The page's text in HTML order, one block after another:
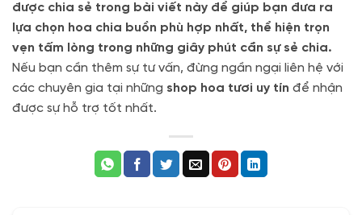
được chia sẻ trong bài viết này để giúp bạn đưa ra
lựa chọn hoa chia buồn phù hợp nhất, thể hiện trọn
vẹn tấm lòng trong những giây phút cần sự sẻ chia.
Nếu bạn cần thêm sự tư vấn, đừng ngần ngại liên hệ với
các chuyên gia tại những shop hoa tươi uy tín để nhận
được sự hỗ trợ tốt nhất.